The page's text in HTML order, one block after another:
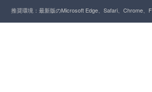
推奨環境：最新版のMicrosoft Edge、Safari、Chrome